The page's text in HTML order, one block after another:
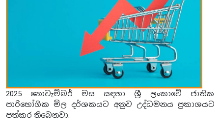
2025 නොවැම්බර් මස සඳහා ශ්‍රී ලංකාවේ ජාතික
පාරිභෝගික මිල දර්ශකයට අනුව උද්ධමනය ප්‍රකාශයට
පත්කර තිබෙනවා.